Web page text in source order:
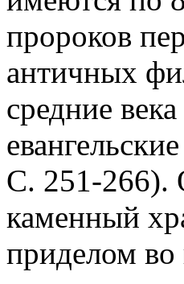
пророков
античных
средние
С. 251-266).
каменный
приделом во